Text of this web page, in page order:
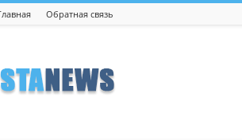
Обратная связь